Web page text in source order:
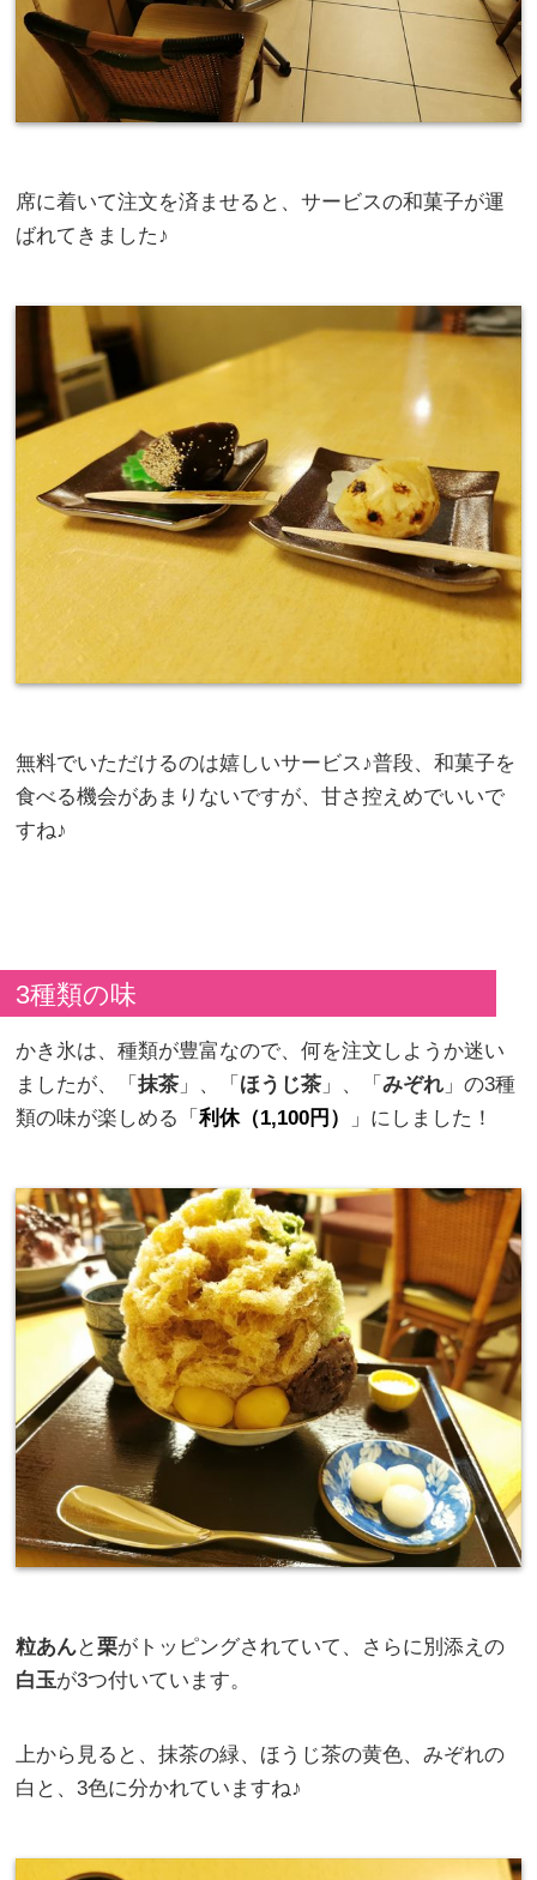
席に着いて注文を済ませると、サービスの和菓子が運
ばれてきました♪
無料でいただけるのは嬉しいサービス♪普段、和菓子を
食べる機会があまりないですが、甘さ控えめでいいで
すね♪
3種類の味
かき氷は、種類が豊富なので、何を注文しようか迷い
ましたが、「抹茶 」、「 ほうじ茶 」、「みぞれ 」の3種
類の味が楽しめる「利休（1,100円） 」にしました！
粒あんと栗がトッピングされていて、さらに別添えの
白玉が3つ付いています。
上から見ると、抹茶の緑、ほうじ茶の黄色、みぞれの
白と、3色に分かれていますね♪